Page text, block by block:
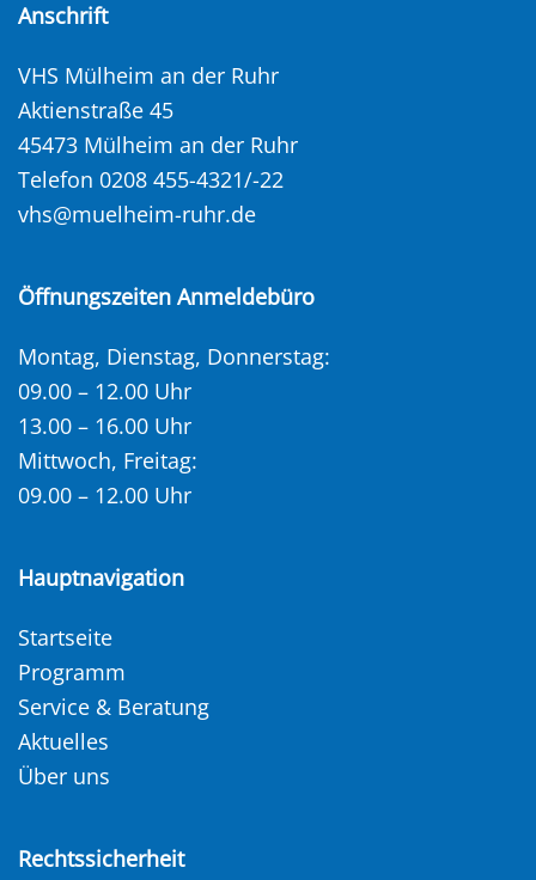
Anschrift
VHS Mülheim an der Ruhr
Aktienstraße 45
45473 Mülheim an der Ruhr
Telefon 0208 455-4321/-22
vhs@muelheim-ruhr.de
Öffnungszeiten Anmeldebüro
Montag, Dienstag, Donnerstag:
09.00 – 12.00 Uhr
13.00 – 16.00 Uhr
Mittwoch, Freitag:
09.00 – 12.00 Uhr
Hauptnavigation
Startseite
Programm
Service & Beratung
Aktuelles
Über uns
Rechtssicherheit